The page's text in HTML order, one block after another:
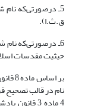
ق.ث.ا).
6ـ درصورتی‌که
حیثیت مقدسات اسلامی
بر
نام در قالب تصحیح